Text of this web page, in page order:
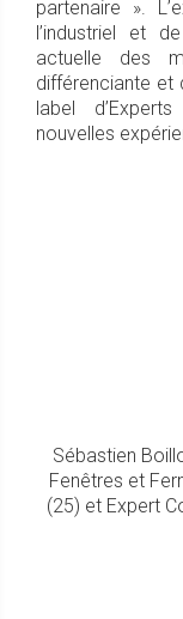
partenaire ».
l’industriel et
actuelle des
différenciante et
label
nouvelles
Sébastien
Fenêtres et
(25) et Expert